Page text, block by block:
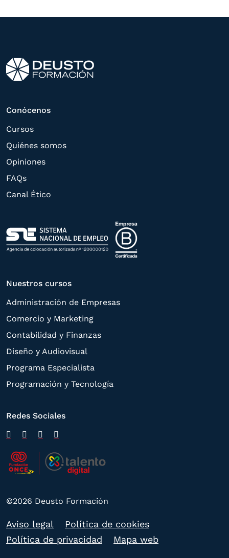
otros directamente relacionados con el
correspondiente. Compartiremos su
solicitud con las empresas que conforman
estas puedan hacerle llegar la mejor
oferta de productos y servicios de acuerdo
a su petición. Quedan reconocidos los
Conócenos
Cursos
Quiénes somos
Opiniones
FAQs
Canal Ético
Nuestros cursos
Administración de Empresas
Comercio y Marketing
Contabilidad y Finanzas
Diseño y Audiovisual
Programa Especialista
Programación y Tecnología
Redes Sociales
©2026 Deusto Formación
Aviso legal
Política de cookies
Política de privacidad
Mapa web